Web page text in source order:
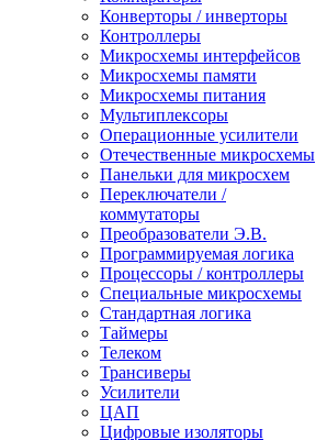
Конверторы / инверторы
Контроллеры
Микросхемы интерфейсов
Микросхемы памяти
Микросхемы питания
Мультиплексоры
Операционные усилители
Отечественные микросхемы
Панельки для микросхем
Переключатели /
коммутаторы
Преобразователи Э.В.
Программируемая логика
Процессоры / контроллеры
Специальные микросхемы
Стандартная логика
Таймеры
Телеком
Трансиверы
Усилители
ЦАП
Цифровые изоляторы